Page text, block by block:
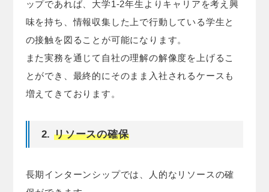
ップであれば、大学1-2年生よりキャリアを考え興
味を持ち、情報収集した上で行動している学生と
の接触を図ることが可能になります。
また実務を通じて自社の理解の解像度を上げるこ
とができ、最終的にそのまま入社されるケースも
増えてきております。
2. リソースの確保
長期インターンシップでは、人的なリソースの確